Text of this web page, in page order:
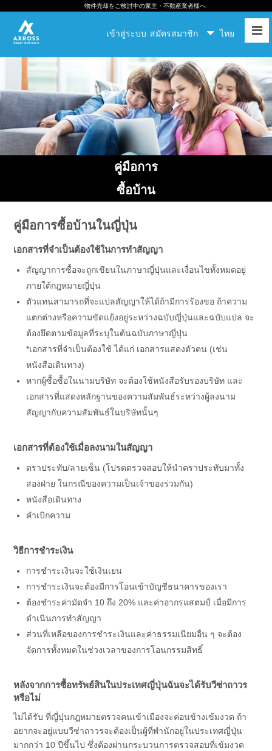
物件売却をご検討中の家主・不動産業者様へ
เข้าสู่ระบบ สมัครสมาชิก ไทย
คู่มือการ
ซื้อบ้าน
คู่มือการซื้อบ้านในญี่ปุ่น
เอกสารที่จำเป็นต้องใช้ในการทำสัญญา
สัญญาการซื้อจะถูกเขียนในภาษาญี่ปุ่นและเงื่อนไขทั้งหมดอยู่
ภายใต้กฎหมายญี่ปุ่น
ตัวแทนสามารถที่จะแปลสัญญาให้ได้ถ้ามีการร้องขอ ถ้าความ
แตกต่างหรือความขัดแย้งอยู่ระหว่างฉบับญี่ปุ่นและฉบับแปล จะ
ต้องยึดตามข้อมูลที่ระบุในต้นฉบับภาษาญี่ปุ่น
*เอกสารที่จำเป็นต้องใช้ ได้แก่ เอกสารแสดงตัวตน (เช่น
หนังสือเดินทาง)
หากผู้ซื้อซื้อในนามบริษัท จะต้องใช้หนังสือรับรองบริษัท และ
เอกสารที่แสดงหลักฐานของความสัมพันธ์ระหว่างผู้ลงนาม
สัญญากับความสัมพันธ์ในบริษัทนั้นๆ
เอกสารที่ต้องใช้เมื่อลงนามในสัญญา
ตราประทับ/ลายเซ็น (โปรดตรวจสอบให้นำตราประทับมาทั้ง
สองฝ่าย ในกรณีของความเป็นเจ้าของร่วมกัน)
หนังสือเดินทาง
คำเบิกความ
วิธีการชำระเงิน
การชำระเงินจะใช้เงินเยน
การชำระเงินจะต้องมีการโอนเข้าบัญชีธนาคารของเรา
ต้องชำระค่ามัดจำ 10 ถึง 20% และค่าอากรแสตมป์ เมื่อมีการ
ดำเนินการทำสัญญา
ส่วนที่เหลือของการชำระเงินและค่าธรรมเนียมอื่น ๆ จะต้อง
จัดการทั้งหมดในช่วงเวลาของการโอนกรรมสิทธิ์
หลังจากการซื้อทรัพย์สินในประเทศญี่ปุ่นฉันจะได้รับวีซ่าถาวร
หรือไม่
ไม่ได้รับ ที่ญี่ปุ่นกฎหมายตรวจคนเข้าเมืองจะค่อนข้างเข้มงวด ถ้า
อยากจะอยู่แบบวีซ่าถาวรจะต้องเป็นผู้ที่พำนักอยู่ในประเทศญี่ปุ่น
มากกว่า 10 ปีขึ้นไป ซึ่งต้องผ่านกระบวนการตรวจสอบที่เข้มงวด